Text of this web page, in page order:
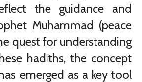
the guidance and
Muhammad (peace
quest for understanding
hadiths, the concept
emerged as a key tool